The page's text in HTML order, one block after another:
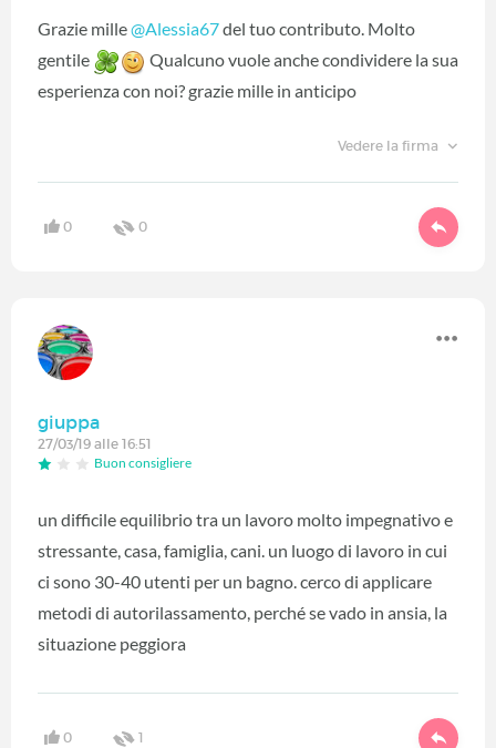
Grazie mille@Alessia67‍ del tuo contributo. Molto
gentile
Qualcuno vuole anche condividere la sua
esperienza con noi? grazie mille in anticipo
Vedere la firma
0 0
giuppa
27/03/19 alle 16:51
Buon consigliere
un difficile equilibrio tra un lavoro molto impegnativo e
stressante, casa, famiglia, cani. un luogo di lavoro in cui
ci sono 30-40 utenti per un bagno. cerco di applicare
metodi di autorilassamento, perché se vado in ansia, la
situazione peggiora
0 1